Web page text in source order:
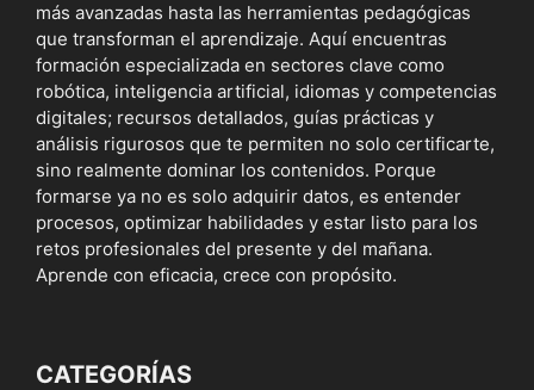
más avanzadas hasta las herramientas pedagógicas
que transforman el aprendizaje. Aquí encuentras
formación especializada en sectores clave como
robótica, inteligencia artificial, idiomas y competencias
digitales; recursos detallados, guías prácticas y
análisis rigurosos que te permiten no solo certificarte,
sino realmente dominar los contenidos. Porque
formarse ya no es solo adquirir datos, es entender
procesos, optimizar habilidades y estar listo para los
retos profesionales del presente y del mañana.
Aprende con eficacia, crece con propósito.
CATEGORÍAS